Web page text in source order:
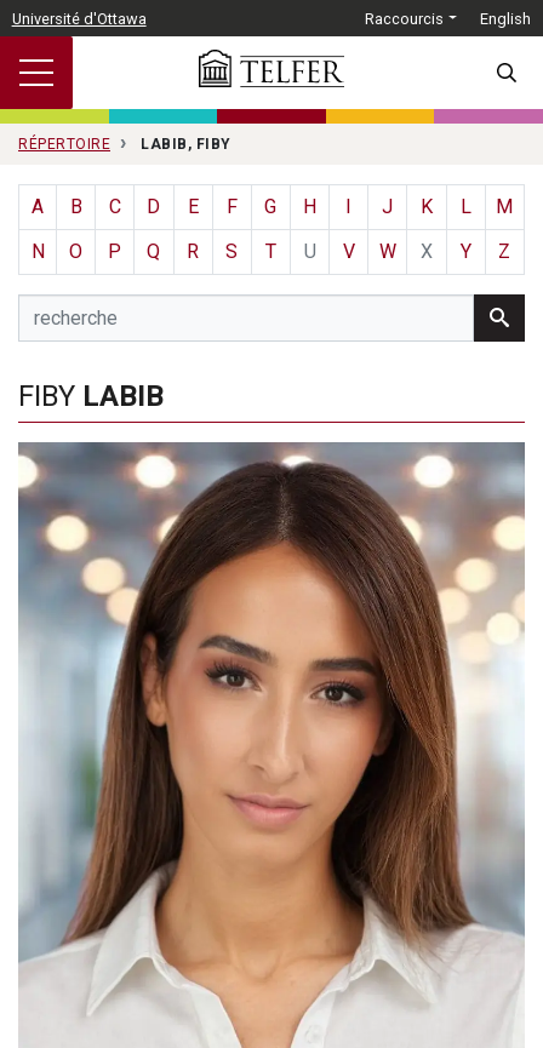
Passer au contenu principal
Université d'Ottawa Raccourcis English
RÉPERTOIRE LABIB, FIBY
A B C D E F G H J K L
M
N
O P Q R S T U V W X Y Z
FIBY LABIB